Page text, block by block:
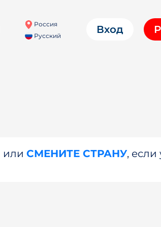
Россия
Русский
Вход
или СМЕНИТЕ СТРАНУ, если